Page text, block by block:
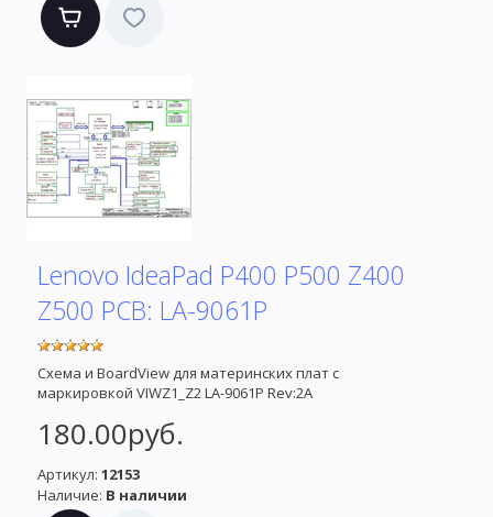
Lenovo IdeaPad P400 P500 Z400
Z500 PCB: LA-9061P
Схема и BoardView для материнских плат с
маркировкой VIWZ1_Z2 LA-9061P Rev:2A
180.00руб.
Артикул: 12153
Наличие: В наличии